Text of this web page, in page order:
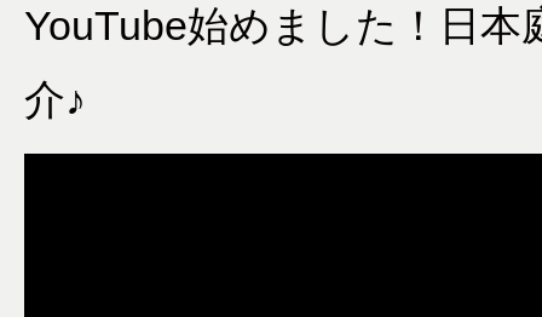
YouTube始めました！日
介♪